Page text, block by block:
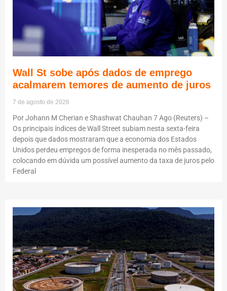
Wall St sobe após dados de emprego
acalmarem temores de aumento de juros
7 de agosto de 2026
Por Johann M Cherian e Shashwat Chauhan 7 Ago (Reuters) –
Os principais índices de Wall Street subiam nesta sexta-feira
depois que dados mostraram que a economia dos Estados
Unidos perdeu empregos de forma inesperada no mês passado,
colocando em dúvida um possível aumento da taxa de juros pelo
Federal